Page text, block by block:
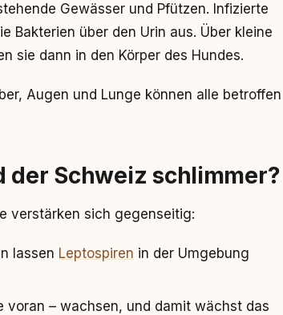
Gewässer und Pfützen. Infizierte
Bakterien über den Urin aus. Über kleine
sie dann in den Körper des Hundes.
Augen und Lunge können alle betroffen
der Schweiz schlimmer?
verstärken sich gegenseitig:
lassen Leptospiren in der Umgebung
voran – wachsen, und damit wächst das